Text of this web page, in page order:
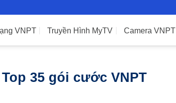
VNPT Truyền Hình MyTV Camera VNPT
35 gói cước VNPT